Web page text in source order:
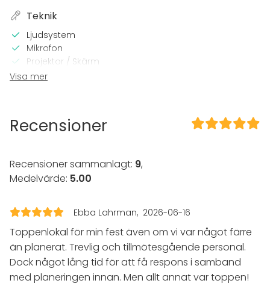
Teknik
Ljudsystem
Mikrofon
Projektor / Skärm
Wi-Fi
I lokalen
Dansgolv
Möjlighet att spela egen musik
Utomhusområde
Möjligheter för band
Utrustning
Möbler
Visa mer
Recensioner
Recensioner sammanlagt: 9,
Medelvärde: 5.00
Ebba Lahrman 2026-06-16
Toppenlokal för min fest även om vi var något färre
än planerat. Trevlig och tillmötesgående personal.
Dock något lång tid för att få respons i samband
med planeringen innan. Men allt annat var toppen!